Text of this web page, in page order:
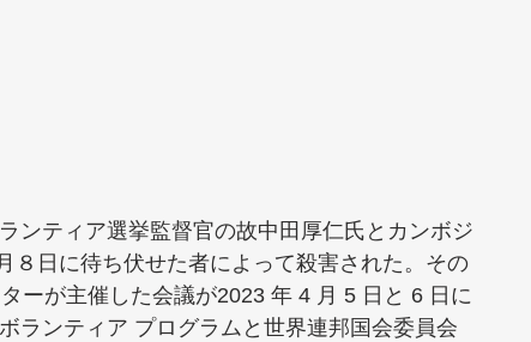
ンティア選挙監督官の故中田厚仁氏とカンボジ
８日に待ち伏せた者によって殺害された。その
ーが主催した会議が2023 年 4 月 5 日と 6 日に
ランティア プログラムと世界連邦国会委員会